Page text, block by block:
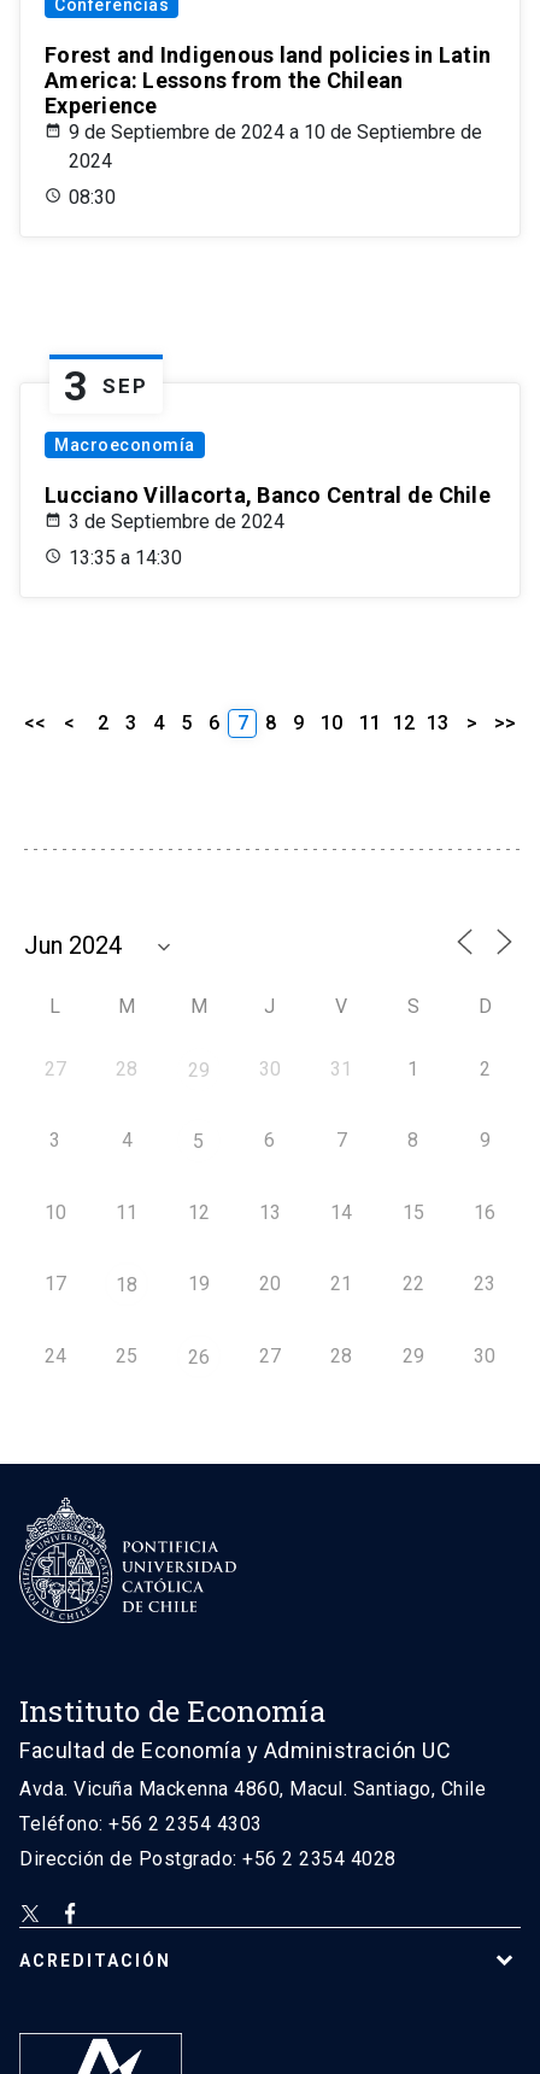
Conferencias
Forest and Indigenous land policies in Latin
America: Lessons from the Chilean
Experience
9 de Septiembre de 2024 a 10 de Septiembre de
2024
08:30
3 SEP
Macroeconomía
Lucciano Villacorta, Banco Central de Chile
3 de Septiembre de 2024
13:35 a 14:30
<< < 2 3 4 5 6 7 8 9 10 11 12 13 > >>
L M M J V S D
27 28 29 30 31 1 2
3 4 5 6 7 8 9
10 11 12 13 14 15 16
17 18 19 20 21 22 23
24 25 26 27 28 29 30
Instituto de Economía
Facultad de Economía y Administración UC
Avda. Vicuña Mackenna 4860, Macul. Santiago, Chile
Teléfono: +56 2 2354 4303
Dirección de Postgrado: +56 2 2354 4028
ACREDITACIÓN